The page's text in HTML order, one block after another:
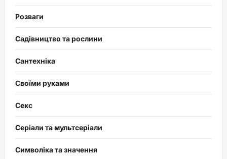
Розваги
Садівництво та рослини
Сантехніка
Своїми руками
Секс
Серіали та мультсеріали
Символіка та значення